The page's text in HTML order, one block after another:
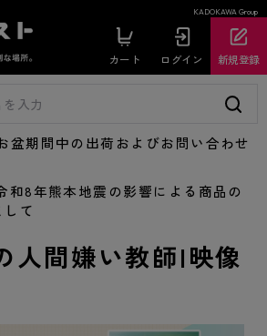
KADOKAWA Group
カート ログイン 新規登録
期間中の出荷およびお問い合わせ
8年熊本地震の影響による商品の
て
人間嫌い教師|映像